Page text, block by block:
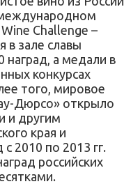
Challenge –
в зале славы
а медали в
конкурсах
того, мировое
Дюрсо» открыло
и другим
края и
2010 по 2013 гг.
российских